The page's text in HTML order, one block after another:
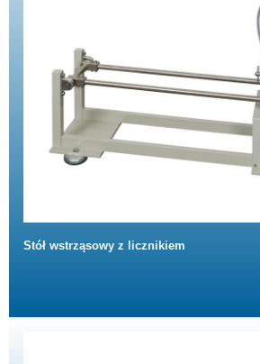
Stół wstrząsowy z licznikiem